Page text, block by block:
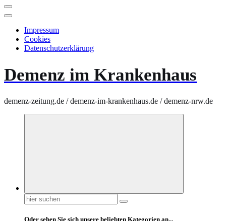
Impressum
Cookies
Datenschutzerklärung
Demenz im Krankenhaus
demenz-zeitung.de / demenz-im-krankenhaus.de / demenz-nrw.de
Suchen
nach:
Oder sehen Sie sich unsere beliebten Kategorien an...